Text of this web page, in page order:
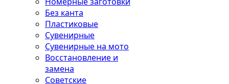
Без канта
Пластиковые
Сувенирные
Сувенирные на мото
Восстановление и
замена
Советские